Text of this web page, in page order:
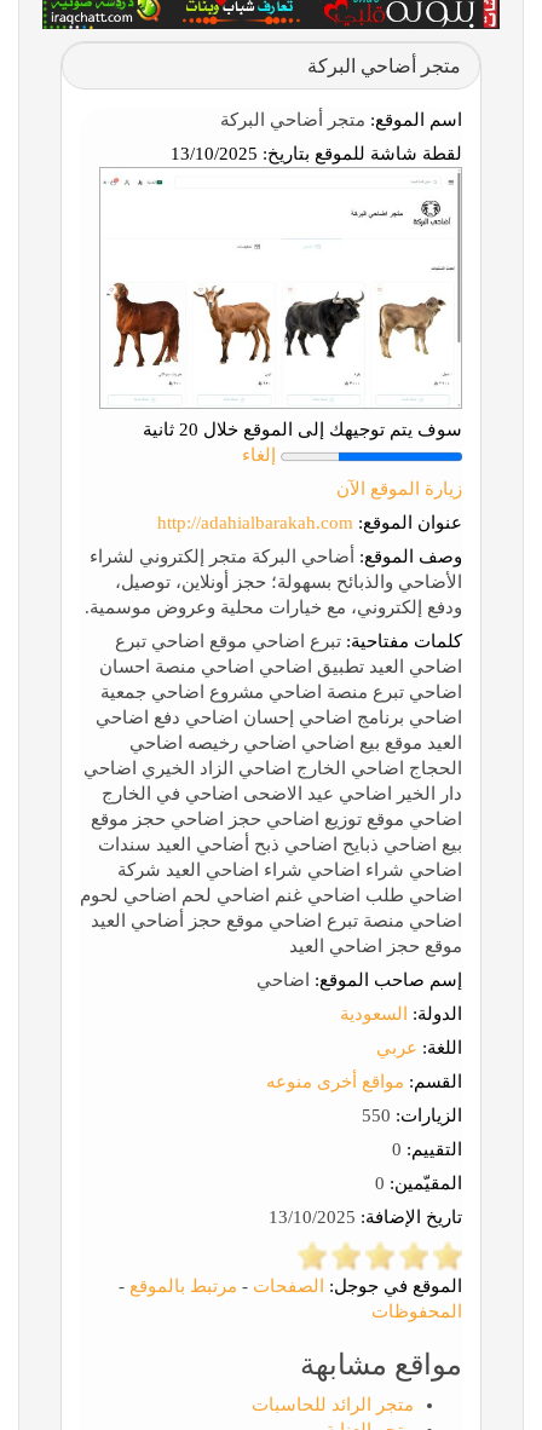
متجر أضاحي البركة
اسم الموقع: متجر أضاحي البركة
لقطة شاشة للموقع بتاريخ:
سوف يتم توجيهك إلى الموقع خلال 20 ثانية
إلغاء
زيارة الموقع الآن
عنوان الموقع: http://adahialbarakah.com
وصف الموقع: أضاحي البركة متجر إلكتروني لشراء
الأضاحي والذبائح بسهولة؛ حجز أونلاين، توصيل،
ودفع إلكتروني، مع خيارات محلية وعروض موسمية.
كلمات مفتاحية: تبرع اضاحي موقع اضاحي تبرع
اضاحي العيد تطبيق اضاحي اضاحي منصة احسان
اضاحي تبرع منصة اضاحي مشروع اضاحي جمعية
اضاحي برنامج اضاحي إحسان اضاحي دفع اضاحي
العيد موقع بيع اضاحي اضاحي رخيصه اضاحي
الحجاج اضاحي الخارج اضاحي الزاد الخيري اضاحي
دار الخير اضاحي عيد الاضحى اضاحي في الخارج
اضاحي موقع توزيع اضاحي حجز اضاحي حجز موقع
بيع اضاحي ذبايح اضاحي ذبح أضاحي العيد سندات
اضاحي شراء اضاحي شراء اضاحي العيد شركة
اضاحي طلب اضاحي غنم اضاحي لحم اضاحي لحوم
اضاحي منصة تبرع اضاحي موقع حجز أضاحي العيد
موقع حجز اضاحي العيد
إسم صاحب الموقع: اضاحي
الدولة:
السعودية
اللغة: عربي
القسم: مواقع أخرى منوعه
الزيارات:
التقييم:
المقيّمين:
تاريخ الإضافة:
الموقع في جوجل: الصفحات - مرتبط بالموقع -
المحفوظات
مواقع مشابهة
متجر الرائد للحاسبات